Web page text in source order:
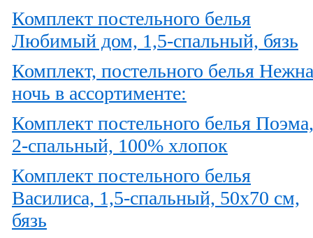
Комплект постельного белья
Любимый дом, 1,5-спальный, бязь
Комплект, постельного белья
ночь в ассортименте:
Комплект постельного белья Поэма,
2-спальный, 100% хлопок
Комплект постельного белья
Василиса, 1,5-спальный, 50х70 см,
бязь